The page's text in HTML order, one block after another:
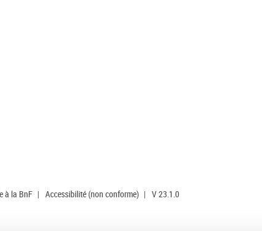
à la BnF | Accessibilité (non conforme) | V 23.1.0